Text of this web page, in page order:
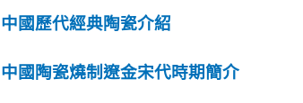
中國歷代經典陶瓷介紹
中國陶瓷燒制遼金宋代時期簡介